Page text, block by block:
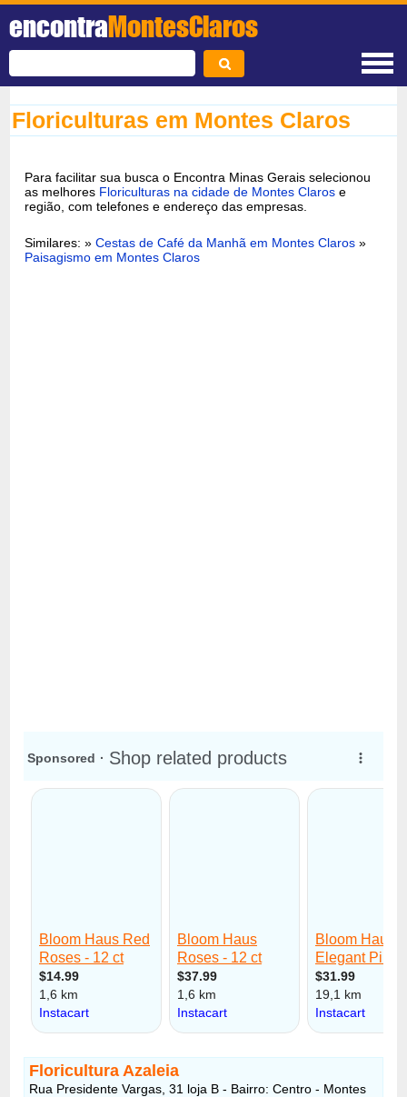
encontraMontesClaros
Floriculturas em Montes Claros
Para facilitar sua busca o Encontra Minas Gerais selecionou
as melhores Floriculturas na cidade de Montes Claros e
região, com telefones e endereço das empresas.
Similares: »Cestas de Café da Manhã em Montes Claros »
Paisagismo em Montes Claros
Floricultura Azaleia
Rua Presidente Vargas, 31 loja B - Bairro: Centro - Montes